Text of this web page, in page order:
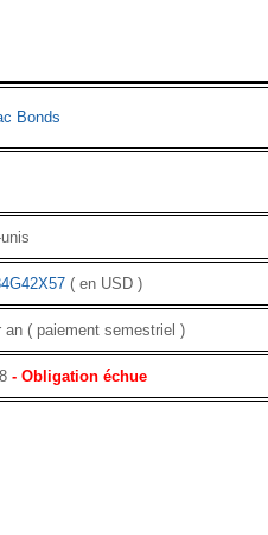
Bonds
( en USD )
( paiement semestriel )
- Obligation échue